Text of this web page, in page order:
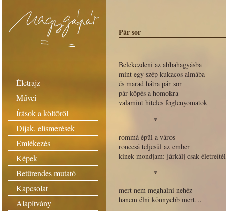
Életrajz
Művei
Írások a költőről
Díjak, elismerések
Emlékezés
Képek
Betűrendes mutató
Kapcsolat
Alapítvány
Pár sor
Belekezdeni az abbahagyásba
mint egy szép kukacos almába
és marad hátra pár sor
pár köpés a homokra
valamint hiteles foglenyomatok
*
rommá épül a város
ronccsá teljesül az ember
kinek mondjam: járkálj csak
*
mert nem meghalni nehéz
hanem élni könnyebb mert…